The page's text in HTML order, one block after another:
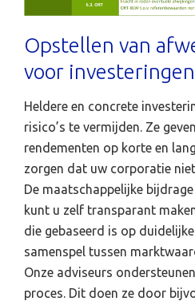
Opstellen van
voor investeringen
Heldere en concrete
risico’s te vermijden. Ze
rendementen op korte en
zorgen dat uw corporatie
De maatschappelijke
kunt u zelf transparant
die gebaseerd is op
samenspel tussen
Onze adviseurs
proces. Dit doen ze door